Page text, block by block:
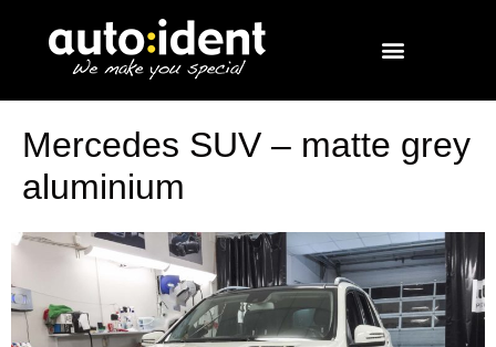
Mercedes SUV – matte grey
aluminium